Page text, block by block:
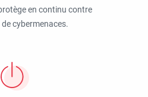
en continu contre
cybermenaces.